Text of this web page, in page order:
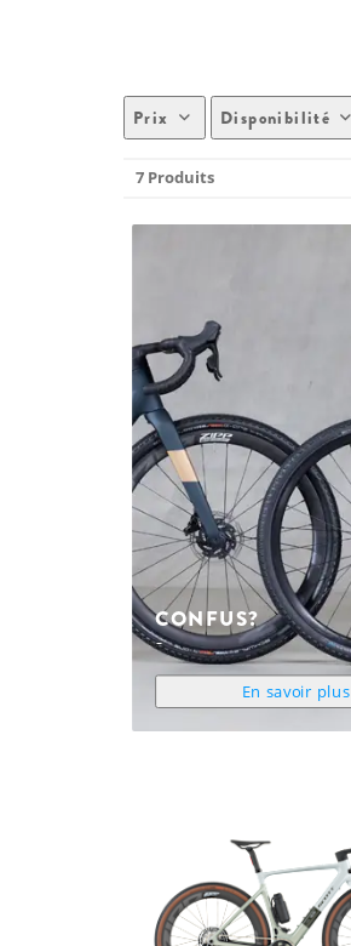
Prix Disponibilité
7 Produits
CONFUS?
En savoir plus